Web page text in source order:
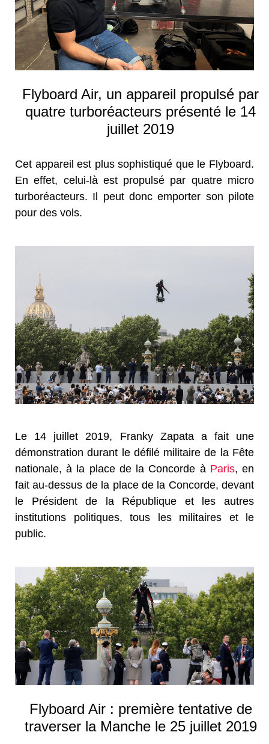
Flyboard Air, un appareil propulsé par
quatre turboréacteurs présenté le 14
juillet 2019
Cet appareil est plus sophistiqué que le Flyboard.
En effet, celui-là est propulsé par quatre micro
turboréacteurs. Il peut donc emporter son pilote
pour des vols.
Le 14 juillet 2019, Franky Zapata a fait une
démonstration durant le défilé militaire de la Fête
nationale, à la place de la Concorde à Paris, en
fait au-dessus de la place de la Concorde, devant
le Président de la République et les autres
institutions politiques, tous les militaires et le
public.
Flyboard Air : première tentative de
traverser la Manche le 25 juillet 2019